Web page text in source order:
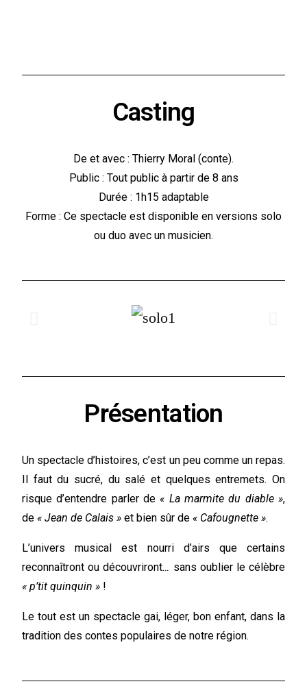
Casting
De et avec : Thierry Moral (conte).
Public : Tout public à partir de 8 ans
Durée : 1h15 adaptable
Forme : Ce spectacle est disponible en versions solo
ou duo avec un musicien.
Présentation
Un spectacle d’histoires, c’est un peu comme un repas.
Il faut du sucré, du salé et quelques entremets. On
risque d’entendre parler de« La marmite du diable »,
de « Jean de Calais » et bien sûr de « Cafougnette ».
L’univers musical est nourri d’airs que certains
reconnaîtront ou découvriront… sans oublier le célèbre
« p’tit quinquin » !
Le tout est un spectacle gai, léger, bon enfant, dans la
tradition des contes populaires de notre région.